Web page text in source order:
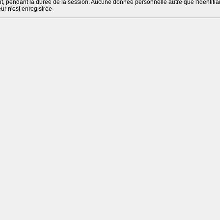
pendant la durée de la session. Aucune donnée personnelle autre que
n'est enregistrée